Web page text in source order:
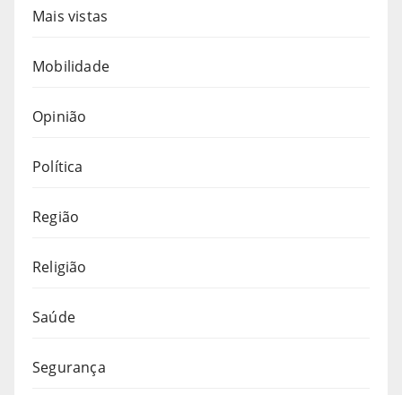
Mais vistas
Mobilidade
Opinião
Política
Região
Religião
Saúde
Segurança